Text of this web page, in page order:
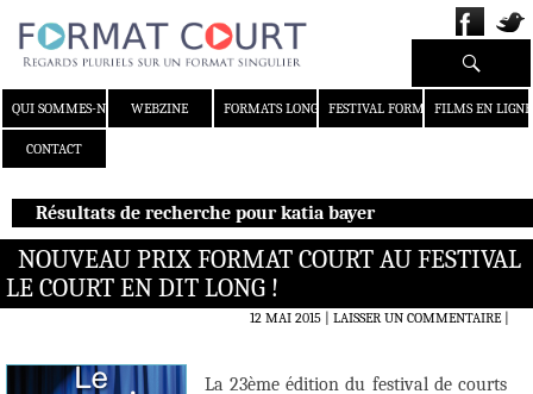
QUI SOMMES-NOUS ?WEBZINE FORMATS LONGS FESTIVAL FORMAT COURT
FILMS EN LIGNE
CONTACT
Recherche
Résultats de recherche pour katia bayer
NOUVEAU PRIX FORMAT COURT AU FESTIVAL
LE COURT EN DIT LONG !
12 MAI 2015 LAISSER UN COMMENTAIRE|
La 23ème édition du festival de courts